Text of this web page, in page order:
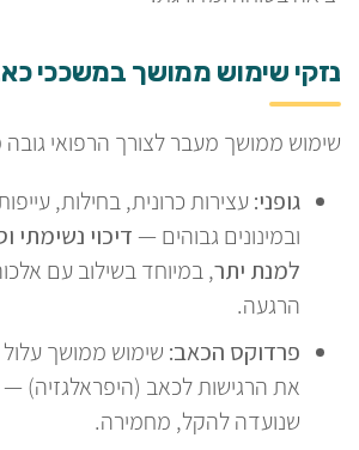
נזקי שימוש ממושך במשככי
שימוש ממושך מעבר לצורך הרפואי
גופני:עצירות כרונית, בחילות,
ובמינונים גבוהים —דיכוי נשימתי
למנת יתר, במיוחד בשילוב עם
הרגעה.
פרדוקס הכאב: שימוש ממושך עלול
את הרגישות לכאב (היפראלגזיה)
שנועדה להקל, מחמירה.